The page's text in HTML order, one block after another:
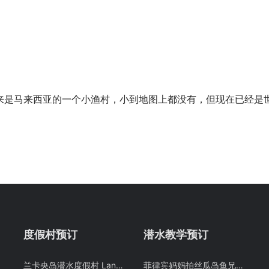
马来西亚的一个小渔村，小到地图上都没有，但现在已经是
度假村预订
兰卡央岛潜水度假村 Lankayan 山打根朗卡央 卡帕莱旗下酒店预定 潜客
潜水教学预订
菲律宾妈妈拍丝瓜岛鱼兄弟 PADI OW潜水考证教学课程 Malapascua